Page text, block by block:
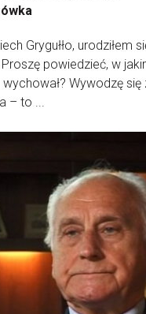
Grygułło, urodziłem
powiedzieć, w
Wywodzę się
– to ...